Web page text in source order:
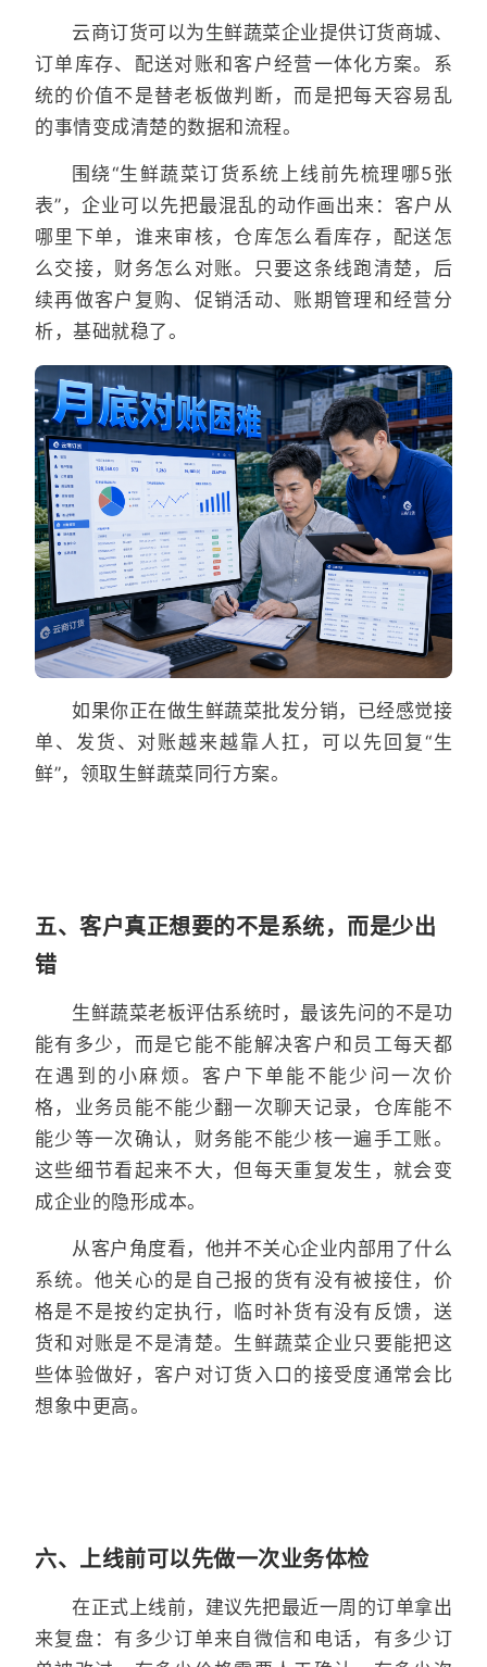
云商订货可以为生鲜蔬菜企业提供订货商城、
订单库存、配送对账和客户经营一体化方案。系
统的价值不是替老板做判断，而是把每天容易乱
的事情变成清楚的数据和流程。
围绕“生鲜蔬菜订货系统上线前先梳理哪5张
表”，企业可以先把最混乱的动作画出来：客户从
哪里下单，谁来审核，仓库怎么看库存，配送怎
么交接，财务怎么对账。只要这条线跑清楚，后
续再做客户复购、促销活动、账期管理和经营分
析，基础就稳了。
如果你正在做生鲜蔬菜批发分销，已经感觉接
单、发货、对账越来越靠人扛，可以先回复“生
鲜”，领取生鲜蔬菜同行方案。
五、客户真正想要的不是系统，而是少出
错
生鲜蔬菜老板评估系统时，最该先问的不是功
能有多少，而是它能不能解决客户和员工每天都
在遇到的小麻烦。客户下单能不能少问一次价
格，业务员能不能少翻一次聊天记录，仓库能不
能少等一次确认，财务能不能少核一遍手工账。
这些细节看起来不大，但每天重复发生，就会变
成企业的隐形成本。
从客户角度看，他并不关心企业内部用了什么
系统。他关心的是自己报的货有没有被接住，价
格是不是按约定执行，临时补货有没有反馈，送
货和对账是不是清楚。生鲜蔬菜企业只要能把这
些体验做好，客户对订货入口的接受度通常会比
想象中更高。
六、上线前可以先做一次业务体检
在正式上线前，建议先把最近一周的订单拿出
来复盘：有多少订单来自微信和电话，有多少订